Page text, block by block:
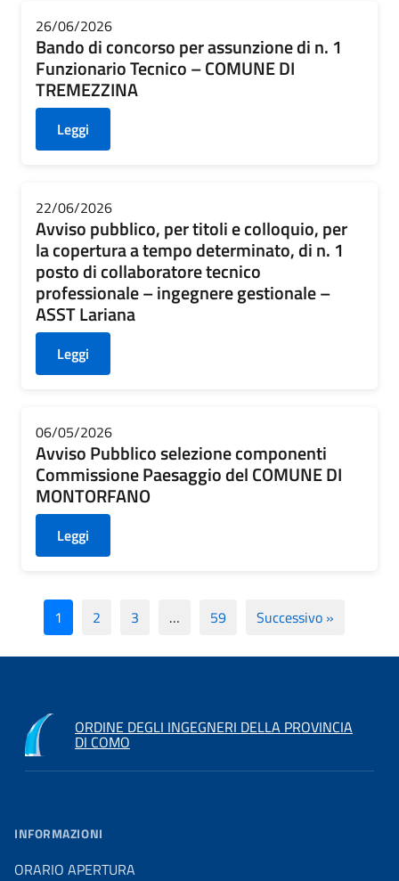
26/06/2026
Bando di concorso per assunzione di n. 1
Funzionario Tecnico – COMUNE DI
TREMEZZINA
Leggi
22/06/2026
Avviso pubblico, per titoli e colloquio, per
la copertura a tempo determinato, di n. 1
posto di collaboratore tecnico
professionale – ingegnere gestionale –
ASST Lariana
Leggi
06/05/2026
Avviso Pubblico selezione componenti
Commissione Paesaggio del COMUNE DI
MONTORFANO
Leggi
1 2 3 … 59 Successivo »
ORDINE DEGLI INGEGNERI DELLA PROVINCIA
DI COMO
INFORMAZIONI
ORARIO APERTURA